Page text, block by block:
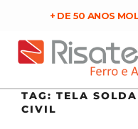
+ DE 50 ANOS
TAG: TELA
CIVIL